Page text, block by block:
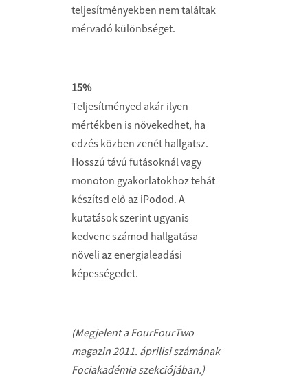
teljesítményekben nem találtak
mérvadó különbséget.
15%
Teljesítményed akár ilyen
mértékben is növekedhet, ha
edzés közben zenét hallgatsz.
Hosszú távú futásoknál vagy
monoton gyakorlatokhoz tehát
készítsd elő az iPodod. A
kutatások szerint ugyanis
kedvenc számod hallgatása
növeli az energialeadási
képességedet.
(Megjelent a FourFourTwo
magazin 2011. áprilisi számának
Fociakadémia szekciójában.)